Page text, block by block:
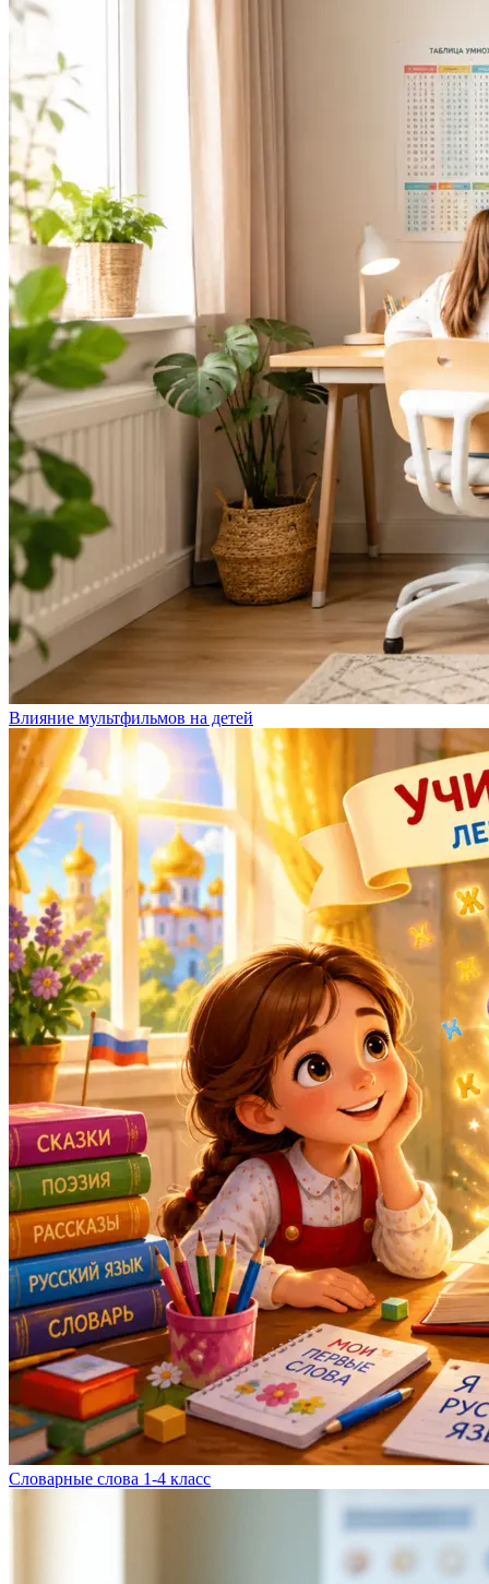
Влияние мультфильмов на детей
Словарные слова 1-4 класс